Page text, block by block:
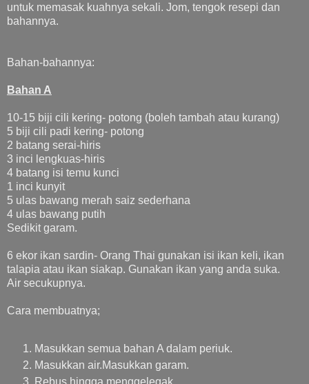
untuk memasak kuahnya sekali. Jom, tengok resepi dan
bahannya.
Bahan-bahannya:
Bahan A
10-15 biji cili kering- potong (boleh tambah atau kurang)
5 biji cili padi kering- potong
2 batang serai-hiris
3 inci lengkuas-hiris
4 batang isi temu kunci
1 inci kunyit
5 ulas bawang merah saiz sederhana
4 ulas bawang putih
Sedikit garam.
6 ekor ikan sardin- Orang Thai gunakan isi ikan keli, ikan
talapia atau ikan siakap. Gunakan ikan yang anda suka.
Air secukupnya.
Cara membuatnya;
Masukkan semua bahan A dalam periuk.
Masukkan air.Masukkan garam.